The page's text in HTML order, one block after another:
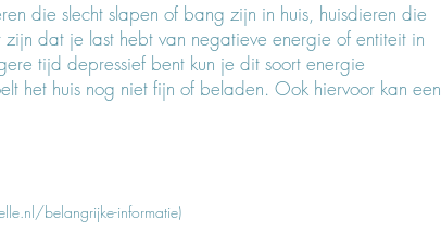
die slecht slapen of bang zijn in huis, huisdieren die
dat je last hebt van negatieve energie of entiteit in
tijd depressief bent kun je dit soort energie
het huis nog niet fijn of beladen. Ook hiervoor kan een
belangrijke-informatie)